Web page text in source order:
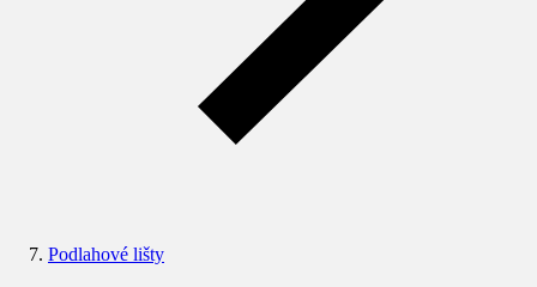
Podlahové lišty